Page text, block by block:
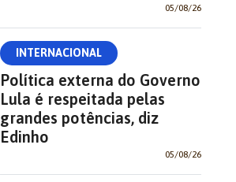
05/08/26
INTERNACIONAL
Política externa do Governo
Lula é respeitada pelas
grandes potências, diz
Edinho
05/08/26